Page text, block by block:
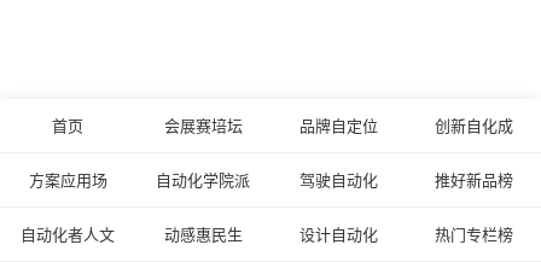
首页 会展赛培坛 品牌自定位 创新自化成
方案应用场 自动化学院派 驾驶自动化 推好新品榜
自动化者人文 动感惠民生 设计自动化 热门专栏榜